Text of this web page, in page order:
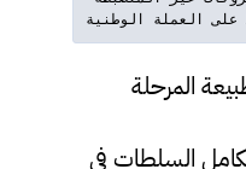
المرحلة
السلطات في